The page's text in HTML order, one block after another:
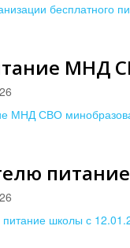
бесплатного
МНД
МНД СВО
школы с